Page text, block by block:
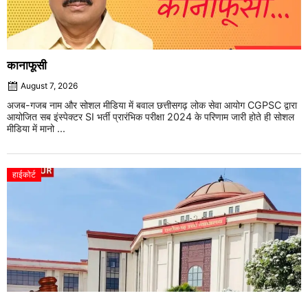
कानाफूसी
August 7, 2026
अजब-गजब नाम और सोशल मीडिया में बवाल छत्तीसगढ़ लोक सेवा आयोग CGPSC द्वारा
आयोजित सब इंस्पेक्टर SI भर्ती प्रारंभिक परीक्षा 2024 के परिणाम जारी होते ही सोशल
मीडिया में मानो ...
हाईकोर्ट